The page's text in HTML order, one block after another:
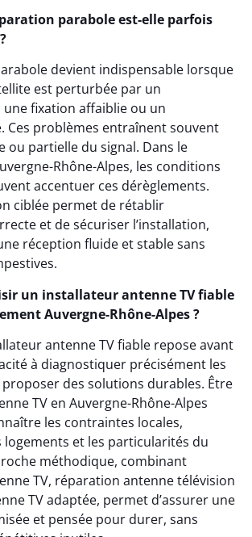
parabole est-elle parfois
devient indispensable lorsque
est perturbée par un
une fixation affaiblie ou un
Ces problèmes entraînent souvent
ou partielle du signal. Dans le
Rhône-Alpes, les conditions
accentuer ces dérèglements.
ciblée permet de rétablir
et de sécuriser l’installation,
réception fluide et stable sans
un installateur antenne TV fiable
Auvergne-Rhône-Alpes ?
antenne TV fiable repose avant
à diagnostiquer précisément les
des solutions durables. Être
TV en Auvergne-Rhône-Alpes
les contraintes locales,
logements et les particularités du
méthodique, combinant
TV, réparation antenne télévision
TV adaptée, permet d’assurer une
et pensée pour durer, sans